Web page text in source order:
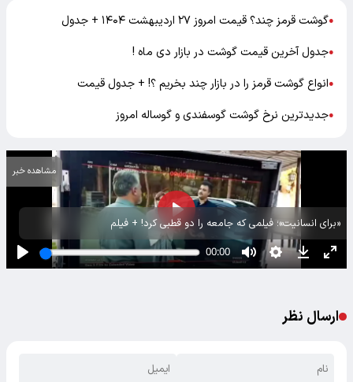
●گوشت قرمز چند؟ قیمت امروز ۲۷ اردیبهشت ۱۴۰۴ + جدول
●جدول آخرین قیمت گوشت در بازار دی ماه !
●انواع گوشت قرمز را در بازار چند بخریم ؟! + جدول قیمت
●جدیدترین نرخ گوشت گوسفندی و گوساله امروز
«برای انسانیت»؛ فیلمی که جامعه را دو قطبی کرد! + فیلم
مشاهده خبر
ارسال نظر